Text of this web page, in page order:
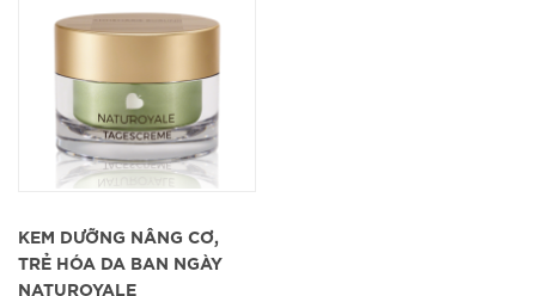
KEM DƯỠNG NÂNG CƠ,
TRẺ HÓA DA BAN NGÀY
NATUROYALE